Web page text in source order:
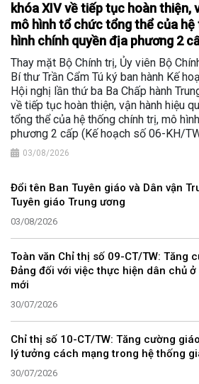
khóa XIV về tiếp tục hoàn thiện,
mô hình tổ chức tổng thể của
hình chính quyền địa phương 2
Thay mặt Bộ Chính trị, Ủy viên Bộ
Bí thư Trần Cẩm Tú ký ban hành Kế
Hội nghị lần thứ ba Ba Chấp hành
về tiếp tục hoàn thiện, vận hành hiệu
tổng thể của hệ thống chính trị, mô
phương 2 cấp (Kế hoạch số 06-KH/
03/08/2026
Đổi tên Ban Tuyên giáo và Dân vận
Tuyên giáo Trung ương
03/08/2026
Toàn văn Chỉ thị số 09-CT/TW: Tăng
Đảng đối với việc thực hiện dân chủ
mới
30/07/2026
Chỉ thị số 10-CT/TW: Tăng cường
lý tưởng cách mạng trong hệ thống
30/07/2026